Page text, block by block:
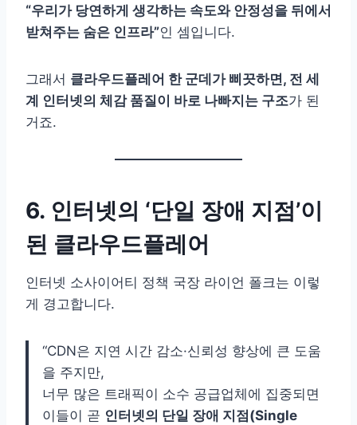
“우리가 당연하게 생각하는 속도와 안정성을 뒤에서
받쳐주는 숨은 인프라”인 셈입니다.
그래서 클라우드플레어 한 군데가 삐끗하면, 전 세
계 인터넷의 체감 품질이 바로 나빠지는 구조가 된
거죠.
6. 인터넷의 ‘단일 장애 지점’이
된 클라우드플레어
인터넷 소사이어티 정책 국장 라이언 폴크는 이렇
게 경고합니다.
“CDN은 지연 시간 감소·신뢰성 향상에 큰 도움
을 주지만,
너무 많은 트래픽이 소수 공급업체에 집중되면
이들이 곧 인터넷의 단일 장애 지점(Single